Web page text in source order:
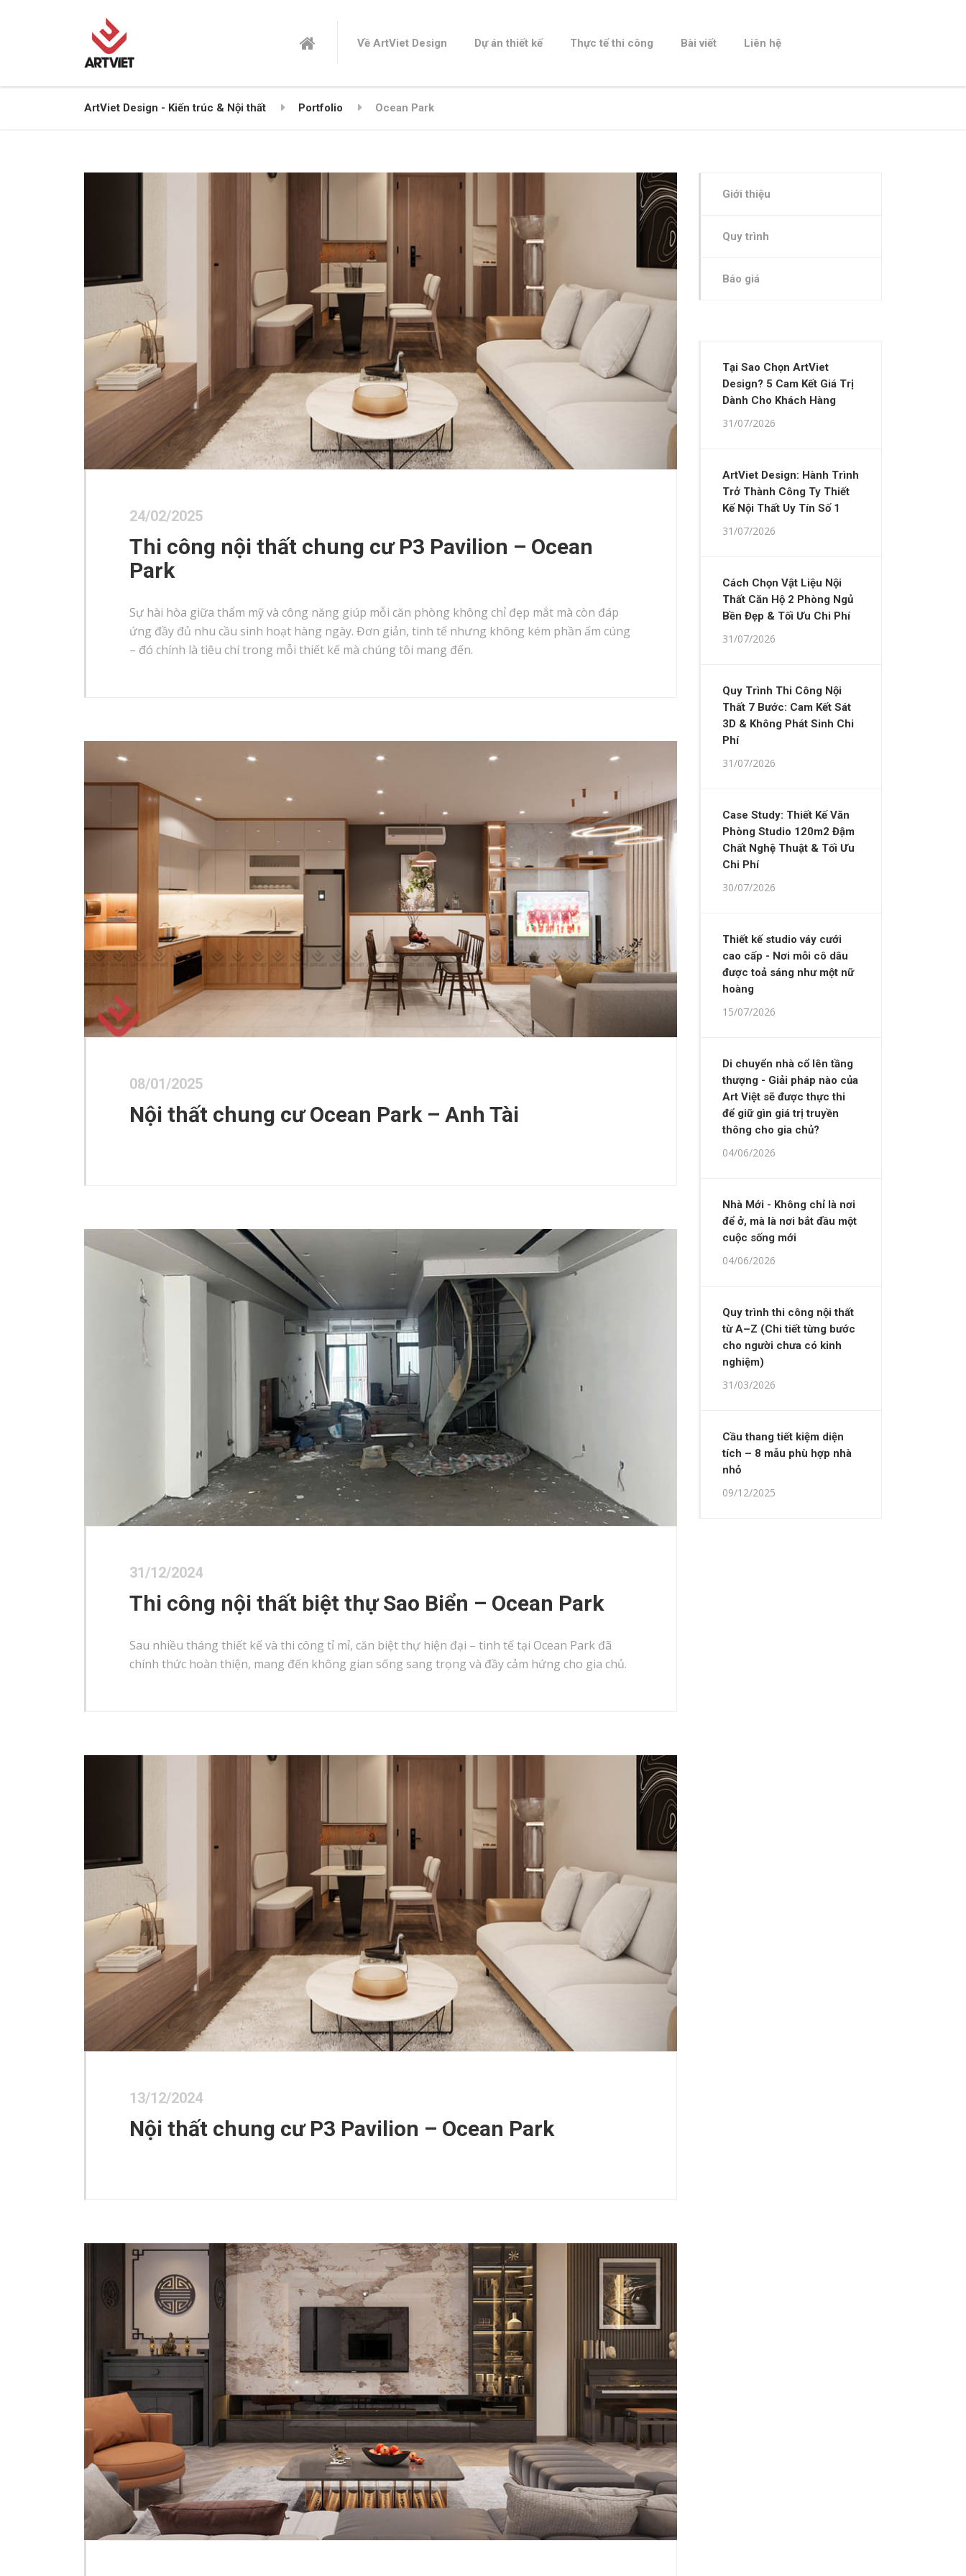
Về ArtViet Design Dự án thiết kế Thực tế thi công Bài viết Liên hệ
ArtViet Design - Kiến trúc & Nội thất Portfolio Ocean Park
24/02/2025
Thi công nội thất chung cư P3 Pavilion – Ocean
Park
Sự hài hòa giữa thẩm mỹ và công năng giúp mỗi căn phòng không chỉ đẹp mắt mà còn đáp
ứng đầy đủ nhu cầu sinh hoạt hàng ngày. Đơn giản, tinh tế nhưng không kém phần ấm cúng
– đó chính là tiêu chí trong mỗi thiết kế mà chúng tôi mang đến.
08/01/2025
Nội thất chung cư Ocean Park – Anh Tài
31/12/2024
Thi công nội thất biệt thự Sao Biển – Ocean Park
Sau nhiều tháng thiết kế và thi công tỉ mỉ, căn biệt thự hiện đại – tinh tế tại Ocean Park đã
chính thức hoàn thiện, mang đến không gian sống sang trọng và đầy cảm hứng cho gia chủ.
13/12/2024
Nội thất chung cư P3 Pavilion – Ocean Park
Giới thiệu
Quy trình
Báo giá
Tại Sao Chọn ArtViet
Design? 5 Cam Kết Giá Trị
Dành Cho Khách Hàng
31/07/2026
ArtViet Design: Hành Trình
Trở Thành Công Ty Thiết
Kế Nội Thất Uy Tín Số 1
31/07/2026
Cách Chọn Vật Liệu Nội
Thất Căn Hộ 2 Phòng Ngủ
Bền Đẹp & Tối Ưu Chi Phí
31/07/2026
Quy Trình Thi Công Nội
Thất 7 Bước: Cam Kết Sát
3D & Không Phát Sinh Chi
Phí
31/07/2026
Case Study: Thiết Kế Văn
Phòng Studio 120m2 Đậm
Chất Nghệ Thuật & Tối Ưu
Chi Phí
30/07/2026
Thiết kế studio váy cưới
cao cấp - Nơi mỗi cô dâu
được toả sáng như một nữ
hoàng
15/07/2026
Di chuyển nhà cổ lên tầng
thượng - Giải pháp nào của
Art Việt sẽ được thực thi
để giữ gìn giá trị truyền
thông cho gia chủ?
04/06/2026
Nhà Mới - Không chỉ là nơi
để ở, mà là nơi bắt đầu một
cuộc sống mới
04/06/2026
Quy trình thi công nội thất
từ A–Z (Chi tiết từng bước
cho người chưa có kinh
nghiệm)
31/03/2026
Cầu thang tiết kiệm diện
tích – 8 mẫu phù hợp nhà
nhỏ
09/12/2025